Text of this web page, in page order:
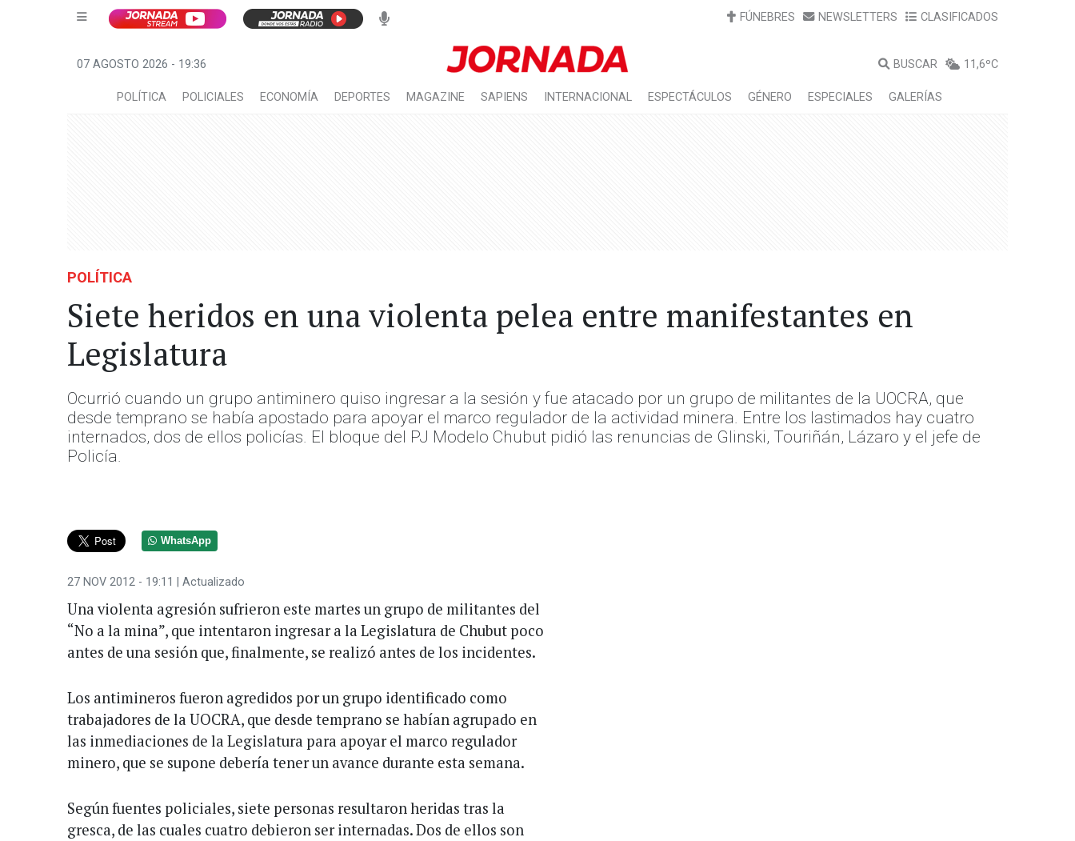
FÚNEBRES NEWSLETTERS CLASIFICADOS
07 AGOSTO 2026 - 19:36 BUSCAR 11,6ºC
POLÍTICA POLICIALES ECONOMÍA DEPORTES MAGAZINE SAPIENS INTERNACIONAL ESPECTÁCULOS GÉNERO ESPECIALES GALERÍAS
POLÍTICA
Siete heridos en una violenta pelea entre manifestantes en
Legislatura
Ocurrió cuando un grupo antiminero quiso ingresar a la sesión y fue atacado por un grupo de militantes de la UOCRA, que
desde temprano se había apostado para apoyar el marco regulador de la actividad minera. Entre los lastimados hay cuatro
internados, dos de ellos policías. El bloque del PJ Modelo Chubut pidió las renuncias de Glinski, Touriñán, Lázaro y el jefe de
Policía.
WhatsApp
27 NOV 2012 - 19:11 | Actualizado
Una violenta agresión sufrieron este martes un grupo de militantes del
“No a la mina”, que intentaron ingresar a la Legislatura de Chubut poco
antes de una sesión que, finalmente, se realizó antes de los incidentes.
Los antimineros fueron agredidos por un grupo identificado como
trabajadores de la UOCRA, que desde temprano se habían agrupado en
las inmediaciones de la Legislatura para apoyar el marco regulador
minero, que se supone debería tener un avance durante esta semana.
Según fuentes policiales, siete personas resultaron heridas tras la
gresca, de las cuales cuatro debieron ser internadas. Dos de ellos son